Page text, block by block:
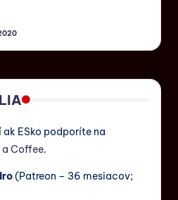
ESko podporíte na
a Coffee.
(Patreon – 36 mesiacov;